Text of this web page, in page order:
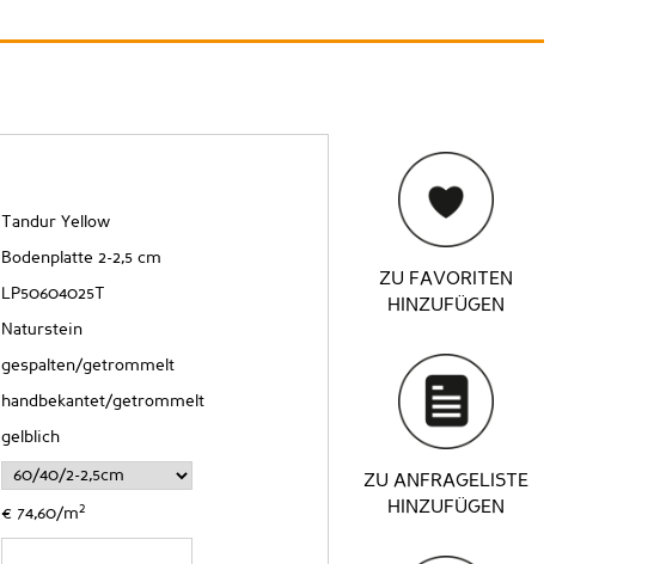
Tandur Yellow
Bodenplatte 2-2,5 cm
LP50604025T
Naturstein
gespalten/getrommelt
handbekantet/getrommelt
gelblich
€ 74,60/m2
ZU FAVORITEN
HINZUFÜGEN
ZU ANFRAGELISTE
HINZUFÜGEN